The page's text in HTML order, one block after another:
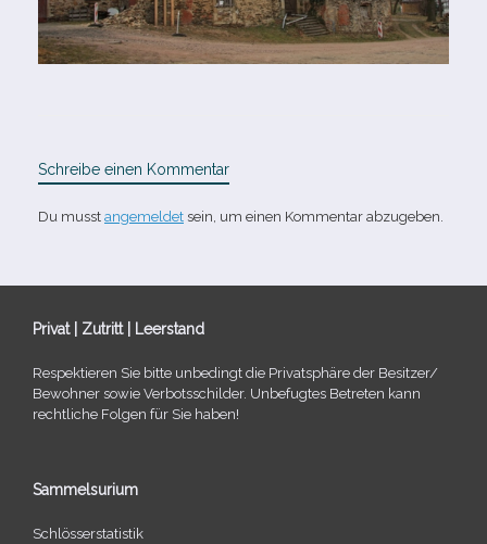
Schreibe einen Kommentar
Du musst angemeldet sein, um einen Kommentar abzugeben.
Privat | Zutritt | Leerstand
Respektieren Sie bitte unbe­dingt die Privatsphäre der Besitzer/​
Bewohner sowie Verbotsschilder. Unbefugtes Betreten kann
recht­li­che Folgen für Sie haben!
Sammelsurium
Schlösserstatistik